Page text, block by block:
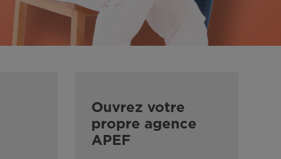
Ouvrez votre
propre agence
APEF